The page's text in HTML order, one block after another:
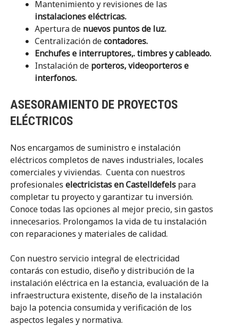
Mantenimiento y revisiones de las
instalaciones eléctricas.
Apertura de nuevos puntos de luz.
Centralización decontadores.
Enchufes e interruptores,. timbres y cableado.
Instalación de porteros, videoporteros e
interfonos.
ASESORAMIENTO DE PROYECTOS
ELÉCTRICOS
Nos encargamos de suministro e instalación
eléctricos completos de naves industriales, locales
comerciales y viviendas. Cuenta con nuestros
profesionales electricistas en Castelldefels para
completar tu proyecto y garantizar tu inversión.
Conoce todas las opciones al mejor precio, sin gastos
innecesarios. Prolongamos la vida de tu instalación
con reparaciones y materiales de calidad.
Con nuestro servicio integral de electricidad
contarás con estudio, diseño y distribución de la
instalación eléctrica en la estancia, evaluación de la
infraestructura existente, diseño de la instalación
bajo la potencia consumida y verificación de los
aspectos legales y normativa.